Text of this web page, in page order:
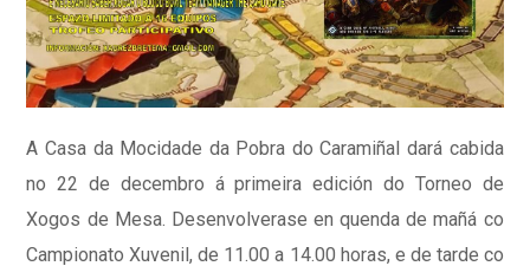
A Casa da Mocidade da Pobra do Caramiñal dará cabida
no 22 de decembro á primeira edición do Torneo de
Xogos de Mesa. Desenvolverase en quenda de mañá co
Campionato Xuvenil, de 11.00 a 14.00 horas, e de tarde co